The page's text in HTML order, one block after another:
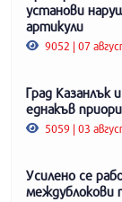
установи
артикули
9052 | 07
Град Казанлък
еднакъв
5059 | 03
Усилено се
междублокови